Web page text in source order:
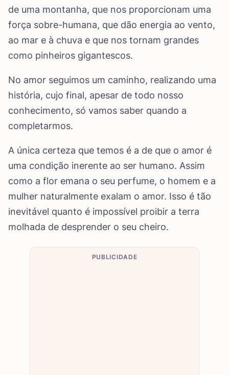
de uma montanha, que nos proporcionam uma
força sobre-humana, que dão energia ao vento,
ao mar e à chuva e que nos tornam grandes
como pinheiros gigantescos.
No amor seguimos um caminho, realizando uma
história, cujo final, apesar de todo nosso
conhecimento, só vamos saber quando a
completarmos.
A única certeza que temos é a de que o amor é
uma condição inerente ao ser humano. Assim
como a flor emana o seu perfume, o homem e a
mulher naturalmente exalam o amor. Isso é tão
inevitável quanto é impossível proibir a terra
molhada de desprender o seu cheiro.
PUBLICIDADE